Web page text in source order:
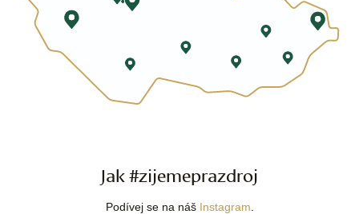
Jak #zijemeprazdroj
Podívej se na náš Instagram